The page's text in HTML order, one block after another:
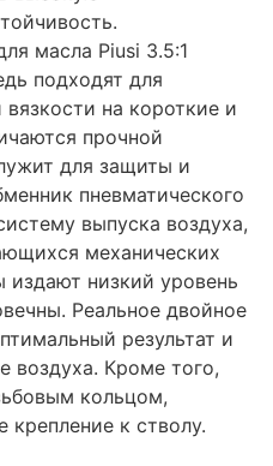
масла Piusi 3.5:1
подходят для
на короткие и
прочной
для защиты и
пневматического
выпуска воздуха,
механических
издают низкий уровень
Реальное двойное
результат и
воздуха. Кроме того,
кольцом,
к стволу.